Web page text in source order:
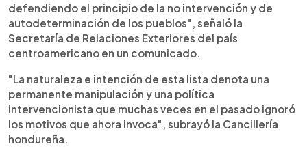
defendiendo el principio de la no intervención y de
autodeterminación de los pueblos", señaló la
Secretaría de Relaciones Exteriores del país
centroamericano en un comunicado.
"La naturaleza e intención de esta lista denota una
permanente manipulación y una política
intervencionista que muchas veces en el pasado ignoró
los motivos que ahora invoca", subrayó la Cancillería
hondureña.